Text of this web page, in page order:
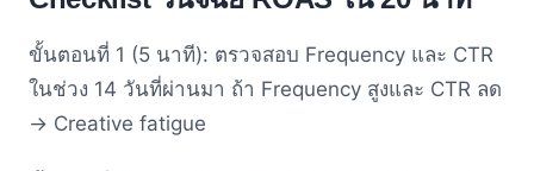
ขั้นตอนที่ 1 (5 นาที): ตรวจสอบ Frequency และ CTR
ในช่วง 14 วันที่ผ่านมา ถ้า Frequency สูงและ CTR ลด
→ Creative fatigue